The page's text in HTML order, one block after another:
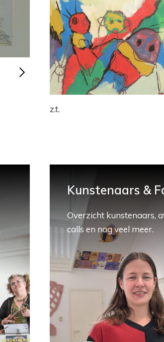
z.t.
Kunstenaars &
Overzicht kunstenaars,
calls en nog veel meer.